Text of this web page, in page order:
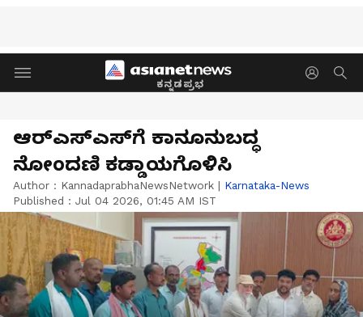
ಕನ್ನಡಪ್ರಭ
ಆರ್‌ಎಸ್‌ಎಸ್‌ಗೆ ಕಾನೂನುಬದ್ಧ
ನೋಂದಣಿ ಕಡ್ಡಾಯಗೊಳಿಸಿ
Author : KannadaprabhaNewsNetwork | Karnataka-News
Published : Jul 04 2026, 01:45 AM IST